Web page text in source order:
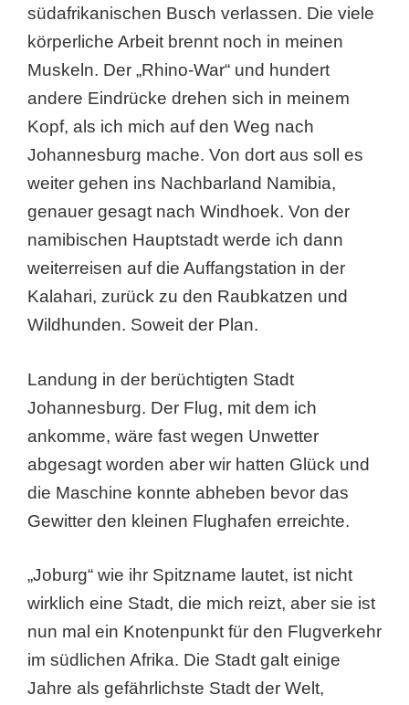
südafrikanischen Busch verlassen. Die viele
körperliche Arbeit brennt noch in meinen
Muskeln. Der „Rhino-War“ und hundert
andere Eindrücke drehen sich in meinem
Kopf, als ich mich auf den Weg nach
Johannesburg mache. Von dort aus soll es
weiter gehen ins Nachbarland Namibia,
genauer gesagt nach Windhoek. Von der
namibischen Hauptstadt werde ich dann
weiterreisen auf die Auffangstation in der
Kalahari, zurück zu den Raubkatzen und
Wildhunden. Soweit der Plan.
Landung in der berüchtigten Stadt
Johannesburg. Der Flug, mit dem ich
ankomme, wäre fast wegen Unwetter
abgesagt worden aber wir hatten Glück und
die Maschine konnte abheben bevor das
Gewitter den kleinen Flughafen erreichte.
„Joburg“ wie ihr Spitzname lautet, ist nicht
wirklich eine Stadt, die mich reizt, aber sie ist
nun mal ein Knotenpunkt für den Flugverkehr
im südlichen Afrika. Die Stadt galt einige
Jahre als gefährlichste Stadt der Welt,